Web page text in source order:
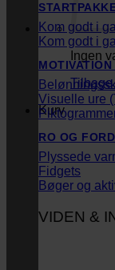
Ingen
Kurv
Kom godt i
Kom godt i
Visuelle ure
RO OG
Plyssede
Fidgets
Bøger og
VIDEN &